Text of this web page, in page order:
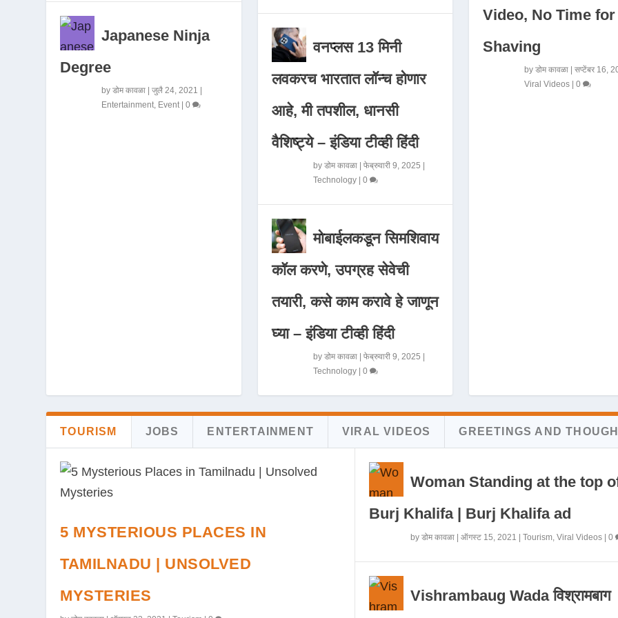
Japanese Ninja
Degree
byडोम कावळा |जुलै 24, 2021
Entertainment, Event|0
वनप्लस 13 मिनी
लवकरच भारतात लॉन्च होणार
आहे, मी तपशील, धानसी
वैशिष्ट्ये – इंडिया टीव्ही हिंदी
by डोम कावळा| फेब्रुवारी 9, 2025 |
Technology| 0
मोबाईलकडून सिमशिवाय
कॉल करणे, उपग्रह सेवेची
तयारी, कसे काम करावे हे जाणून
घ्या – इंडिया टीव्ही हिंदी
by डोम कावळा| फेब्रुवारी 9, 2025 |
Technology| 0
Video, No Time for
Shaving
by डोम कावळा| सप्टेंबर 16,
Viral Videos| 0
TOURISM JOBS ENTERTAINMENT VIRAL VIDEOS GREETINGS AND
5 MYSTERIOUS PLACES IN
TAMILNADU | UNSOLVED
MYSTERIES
Woman Standing at the top
Burj Khalifa | Burj Khalifa ad
by डोम कावळा| ऑगस्ट 15, 2021 | Tourism, Viral Videos| 0
Vishrambaug Wada विश्रामबाग